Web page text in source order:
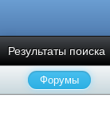
Результаты поиска
Форумы